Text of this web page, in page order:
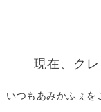
現在、ク
いつもあみかふぇを